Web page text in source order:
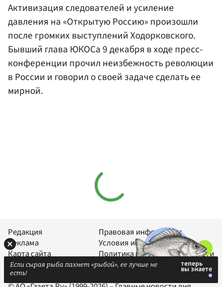
Активизация следователей и усиление
давления на «Открытую Россию» произошли
после громких выступлений Ходорковского.
Бывший глава ЮКОСа 9 декабря в ходе пресс-
конференции прочил неизбежность революции
в России и говорил о своей задаче сделать ее
мирной.
Редакция
Реклама
Карта сайта
Правовая информация
Условия использования
Политика конфиденциальности
Если сырая рыба пахнет «рыбой», ее лучше не
есть!